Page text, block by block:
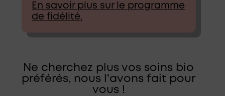
En savoir plus sur le programme
de fidélité.
Ne cherchez plus vos soins bio
préférés, nous l'avons fait pour
vous !